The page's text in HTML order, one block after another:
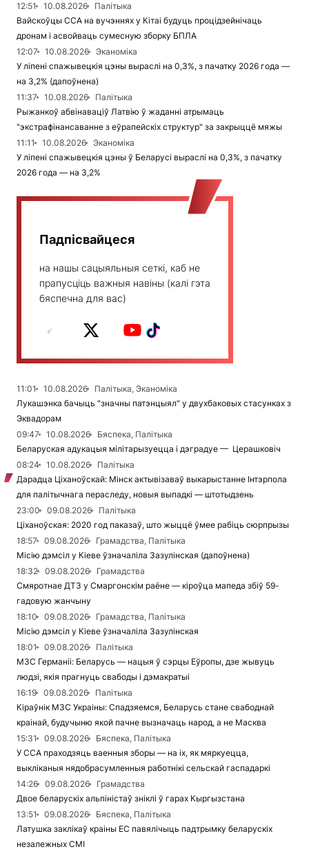
12:51 10.08.2026
Палітыка
Вайскоўцы ССА на вучэннях у Кітаі будуць процідзейнічаць
дронам і асвойваць сумесную зборку БПЛА
12:07
10.08.2026
Эканоміка
У ліпені спажывецкія цэны выраслі на 0,3%, з пачатку 2026 года —
на 3,2% (дапоўнена)
11:37
10.08.2026
Палітыка
Рыжанкоў абвінаваціў Латвію ў жаданні атрымаць
"экстрафінансаванне з еўрапейскіх структур" за закрыццё мяжы
11:11
10.08.2026
Эканоміка
У ліпені спажывецкія цэны ў Беларусі выраслі на 0,3%, з пачатку
2026 года — на 3,2%
Падпісвайцеся
на нашы сацыяльныя сеткі, каб не
прапусціць важныя навіны (калі гэта
бяспечна для вас)
11:01 10.08.2026
Палітыка, Эканоміка
Лукашэнка бачыць "значны патэнцыял" у двухбаковых стасунках з
Эквадорам
09:47
10.08.2026
Бяспека, Палітыка
Беларуская адукацыя мілітарызуецца і дэградуе — Церашковіч
08:24
10.08.2026
Палітыка
Дарадца Ціханоўскай: Мінск актывізаваў выкарыстанне Інтэрпола
для палітычнага пераследу, новыя выпадкі — штотыдзень
23:00
09.08.2026
Палітыка
Ціханоўская: 2020 год паказаў, што жыццё ўмее рабіць сюрпрызы
18:57
09.08.2026
Грамадства, Палітыка
Місію дэмсіл у Кіеве ўзначаліла Зазулінская (дапоўнена)
18:32
09.08.2026
Грамадства
Смяротнае ДТЗ у Смаргонскім раёне — кіроўца мапеда збіў 59-
гадовую жанчыну
18:10
09.08.2026
Грамадства, Палітыка
Місію дэмсіл у Кіеве ўзначаліла Зазулінская
18:01
09.08.2026
Палітыка
МЗС Германіі: Беларусь — нацыя ў сэрцы Еўропы, дзе жывуць
людзі, якія прагнуць свабоды і дэмакратыі
16:19
09.08.2026
Палітыка
Кіраўнік МЗС Украіны: Спадзяемся, Беларусь стане свабоднай
краінай, будучыню якой пачне вызначаць народ, а не Масква
15:31
09.08.2026
Бяспека, Палітыка
У ССА праходзяць ваенныя зборы — на іх, як мяркуецца,
выкліканыя нядобрасумленныя работнікі сельскай гаспадаркі
14:26
09.08.2026
Грамадства
Двое беларускіх альпіністаў зніклі ў гарах Кыргызстана
13:51
09.08.2026
Бяспека, Палітыка
Латушка заклікаў краіны ЕС павялічыць падтрымку беларускіх
незалежных СМІ